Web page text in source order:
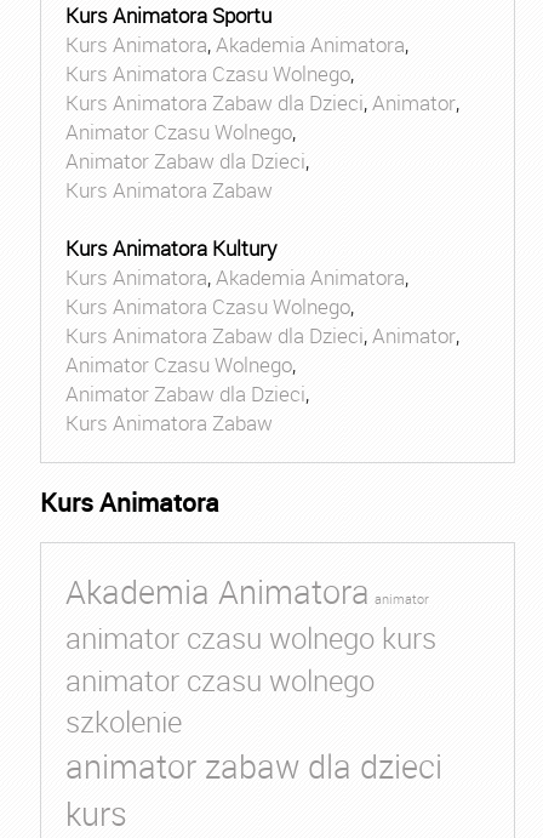
Kurs Animatora Sportu
Kurs Animatora,Akademia Animatora,
Kurs Animatora Czasu Wolnego,
Kurs Animatora Zabaw dla Dzieci,Animator,
Animator Czasu Wolnego,
Animator Zabaw dla Dzieci,
Kurs Animatora Zabaw
Kurs Animatora Kultury
Kurs Animatora,Akademia Animatora,
Kurs Animatora Czasu Wolnego,
Kurs Animatora Zabaw dla Dzieci,Animator,
Animator Czasu Wolnego,
Animator Zabaw dla Dzieci,
Kurs Animatora Zabaw
Kurs Animatora
Akademia Animatora animator
animator czasu wolnego kurs
animator czasu wolnego
szkolenie
animator zabaw dla dzieci
kurs